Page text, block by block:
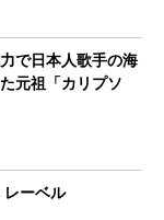
で日本人歌手の海
元祖「カリプソ
レーベル